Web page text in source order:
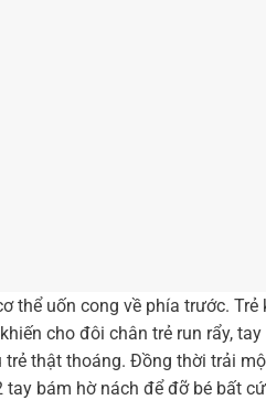
thể uốn cong về phía trước.
cho đôi chân trẻ run rẩy,
thật thoáng. Đồng thời trải
bám hờ nách để đỡ bé bất